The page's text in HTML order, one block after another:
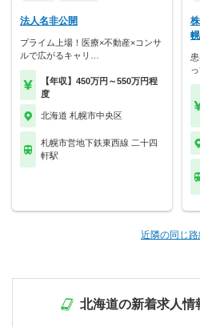
法人名非公開
プライム上場！医療×不動産×コンサ
ルで広がるキャリ…
【年収】450万円～550万円程
度
北海道 札幌市中央区
札幌市営地下鉄東西線 二十四
軒駅
近隣の同じ
北海道の新着求人情